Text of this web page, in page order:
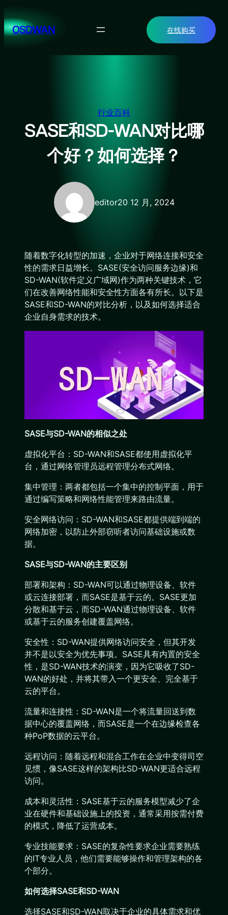
至
内OSDWAN 在线购买
行业百科
SASE和SD-WAN对比哪
个好？如何选择？
editor20 12 月, 2024
随着数字化转型的加速，企业对于网络连接和安全
性的需求日益增长。SASE(安全访问服务边缘)和
SD-WAN(软件定义广域网)作为两种关键技术，它
们在改善网络性能和安全性方面各有所长。以下是
SASE和SD-WAN的对比分析，以及如何选择适合
企业自身需求的技术。
SASE与SD-WAN的相似之处
虚拟化平台：SD-WAN和SASE都使用虚拟化平
台，通过网络管理员远程管理分布式网络。
集中管理：两者都包括一个集中的控制平面，用于
通过编写策略和网络性能管理来路由流量。
安全网络访问：SD-WAN和SASE都提供端到端的
网络加密，以防止外部窃听者访问基础设施或数
据。
SASE与SD-WAN的主要区别
部署和架构：SD-WAN可以通过物理设备、软件
或云连接部署，而SASE是基于云的。SASE更加
分散和基于云，而SD-WAN通过物理设备、软件
或基于云的服务创建覆盖网络。
安全性：SD-WAN提供网络访问安全，但其开发
并不是以安全为优先事项。SASE具有内置的安全
性，是SD-WAN技术的演变，因为它吸收了SD-
WAN的好处，并将其带入一个更安全、完全基于
云的平台。
流量和连接性：SD-WAN是一个将流量回送到数
据中心的覆盖网络，而SASE是一个在边缘检查各
种PoP数据的云平台。
远程访问：随着远程和混合工作在企业中变得司空
见惯，像SASE这样的架构比SD-WAN更适合远程
访问。
成本和灵活性：SASE基于云的服务模型减少了企
业在硬件和基础设施上的投资，通常采用按需付费
的模式，降低了运营成本。
专业技能要求：SASE的复杂性要求企业需要熟练
的IT专业人员，他们需要能够操作和管理架构的各
个部分。
如何选择SASE和SD-WAN
选择SASE和SD-WAN取决于企业的具体需求和优